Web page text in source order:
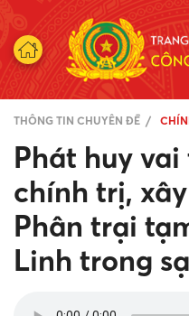
THÔNG TIN CHUYÊN ĐỀ
Phát huy
chính trị,
Phân trại
Linh trong